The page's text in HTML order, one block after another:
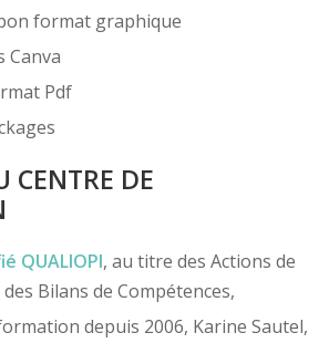
format graphique
Canva
Pdf
CENTRE DE
QUALIOPI, au titre des Actions de
Bilans de Compétences,
depuis 2006, Karine Sautel,